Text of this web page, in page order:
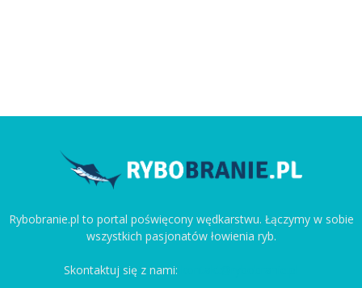
Rybobranie.pl to portal poświęcony wędkarstwu. Łączymy w sobie
wszystkich pasjonatów łowienia ryb.
Skontaktuj się z nami: